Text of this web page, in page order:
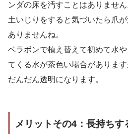
ンダの床を汚すことはありません
土いじりをすると気づいたら爪
ありませんね。
ベラボンで植え替えて初めて水
てくる水が茶色い場合がありま
だんだん透明になります。
メリットその4：長持ちす